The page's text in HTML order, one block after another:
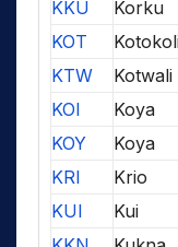
KKU
Korku
KOT
KTW
KOI
Koya
KOY
Koya
KRI
Krio
KUI
Kui